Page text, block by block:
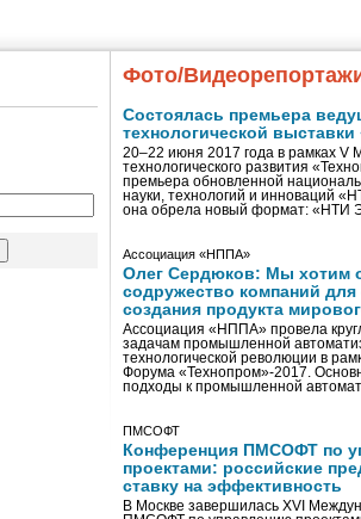
Фото/
Состоялась премьера
технологической
20–22 июня 2017 года в рамках V
технологического развития
премьера обновленной
науки, технологий и инноваций
она обрела новый формат: «НТИ
Ассоциация «НППА»
Олег Сердюков: Мы хотим
содружество компаний для
создания продукта
Ассоциация «НППА» провела
задачам промышленной
технологической революции в
Форума «Технопром»-2017.
подходы к промышленной
ПМСОФТ
Конференция ПМСОФТ по
проектами: российские
ставку на эффективность
В Москве завершилась XVI